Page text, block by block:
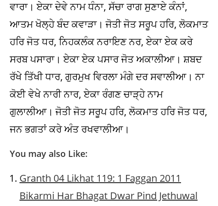
You may also Like:
Granth 04 Likhat 119: 1 Faggan 2011
Bikarmi Har Bhagat Dwar Pind Jethuwal